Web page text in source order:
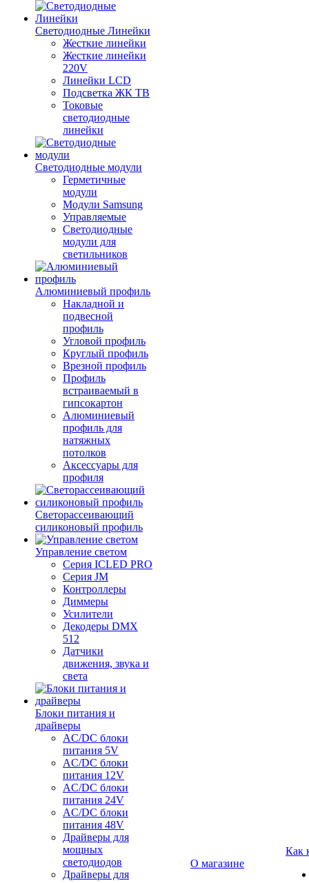
Светодиодные Линейки
Жесткие линейки
Жесткие линейки
220V
Линейки LCD
Подсветка ЖК ТВ
Токовые
светодиодные
линейки
Светодиодные модули
Герметичные
модули
Модули Samsung
Управляемые
Светодиодные
модули для
светильников
Алюминиевый профиль
Накладной и
подвесной
профиль
Угловой профиль
Круглый профиль
Врезной профиль
Профиль
встраиваемый в
гипсокартон
Алюминиевый
профиль для
натяжных
потолков
Аксессуары для
профиля
Светорассеивающий
силиконовый профиль
Управление светом
Серия ICLED PRO
Серия JM
Контроллеры
Диммеры
Усилители
Декодеры DMX
512
Датчики
движения, звука и
света
Блоки питания и
драйверы
AC/DC блоки
питания 5V
AC/DC блоки
питания 12V
AC/DC блоки
питания 24V
AC/DC блоки
питания 48V
Драйверы для
мощных
светодиодов
Драйверы для
О магазине
Как